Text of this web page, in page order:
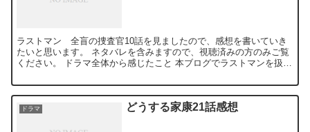
ラストマン 全盲の捜査官10話を見ましたので、感想を書いていき
たいと思います。 ネタバレを含みますので、視聴済みの方のみご覧
ください。 ドラマ全体から感じたこと 本ブログでラストマンを扱う
ドラマ どうする家康21話感想